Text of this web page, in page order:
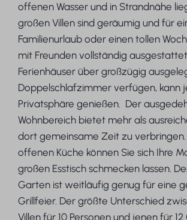
offenen Wasser und in Strandnähe
großen Villen sind geräumig und für
Familienurlaub oder einen tollen
mit Freunden vollständig
Ferienhäuser über großzügig
Doppelschlafzimmer verfügen, kann
Privatsphäre genießen. Der
Wohnbereich bietet mehr als
dort gemeinsame Zeit zu
offenen Küche können Sie sich Ihre
großen Esstisch schmecken lassen.
Garten ist weitläufig genug für eine
Grillfeier. Der größte Unterschied
Villen für 10 Personen und jenen für 12